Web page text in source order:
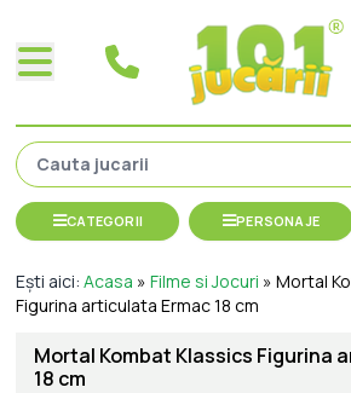
CATEGORII PERSONAJE
Ești aici:Acasa »Filme si Jocuri »Mortal
Figurina articulata Ermac 18 cm
Mortal Kombat Klassics Figurina
18 cm